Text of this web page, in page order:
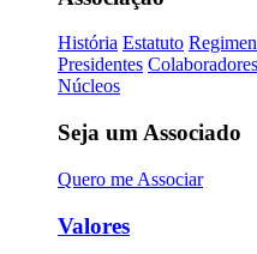
História Estatuto
Presidentes Colaboradores
Núcleos
Seja um Associado
Quero me Associar
Valores